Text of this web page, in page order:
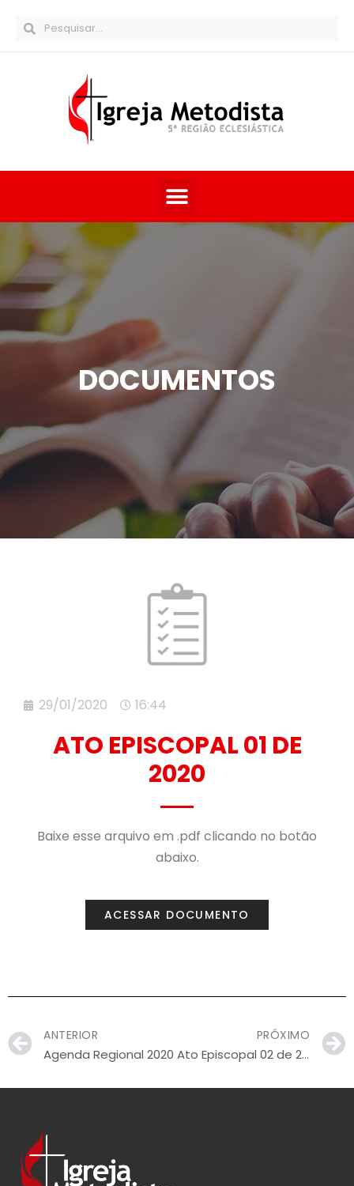
DOCUMENTOS
29/01/2020 16:44
ATO EPISCOPAL 01 DE
2020
Baixe esse arquivo em .pdf clicando no botão
abaixo.
ACESSAR DOCUMENTO
ANTERIOR
Agenda Regional 2020
PRÓXIMO
Ato Episcopal 02 de 2020